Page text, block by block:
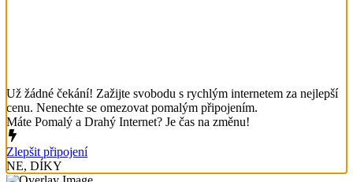
Už žádné čekání! Zažijte svobodu s rychlým internetem za nejlepší
cenu. Nenechte se omezovat pomalým připojením.
Máte Pomalý a Drahý Internet? Je čas na změnu!
Zlepšit připojení
NE, DÍKY